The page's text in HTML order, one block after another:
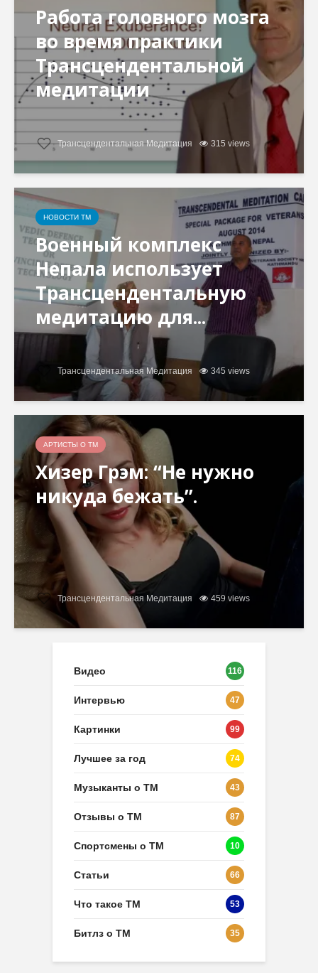
Работа головного мозга
во время практики
Трансцендентальной
медитации
Трансцендентальная Медитация 315 views
НОВОСТИ ТМ
Военный комплекс
Непала использует
Трансцендентальную
медитацию для...
Трансцендентальная Медитация 345 views
АРТИСТЫ О ТМ
Хизер Грэм: “Не нужно
никуда бежать”.
Трансцендентальная Медитация 459 views
Видео 116
Интервью 47
Картинки 99
Лучшее за год 74
Музыканты о ТМ 43
Отзывы о ТМ 87
Спортсмены о ТМ 10
Статьи 66
Что такое ТМ 53
Битлз о ТМ 35